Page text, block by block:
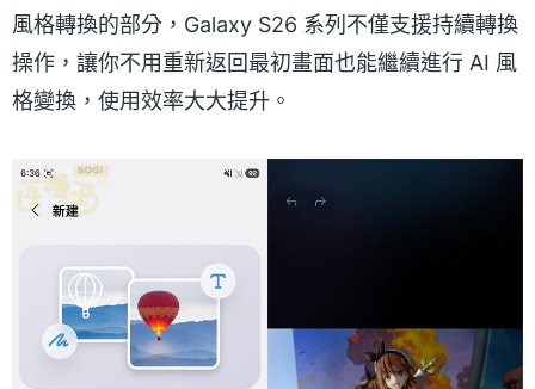
風格轉換的部分，Galaxy S26 系列不僅支援持續轉換
操作，讓你不用重新返回最初畫面也能繼續進行 AI 風
格變換，使用效率大大提升。